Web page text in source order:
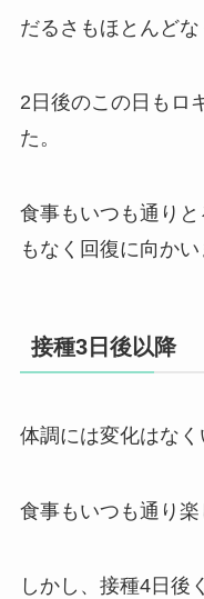
だるさもほとんどな
2日後のこの日もロ
た。
食事もいつも通り
もなく回復に向かい
接種3日後以降
体調には変化はなく
食事もいつも通り楽
しかし、接種4日後